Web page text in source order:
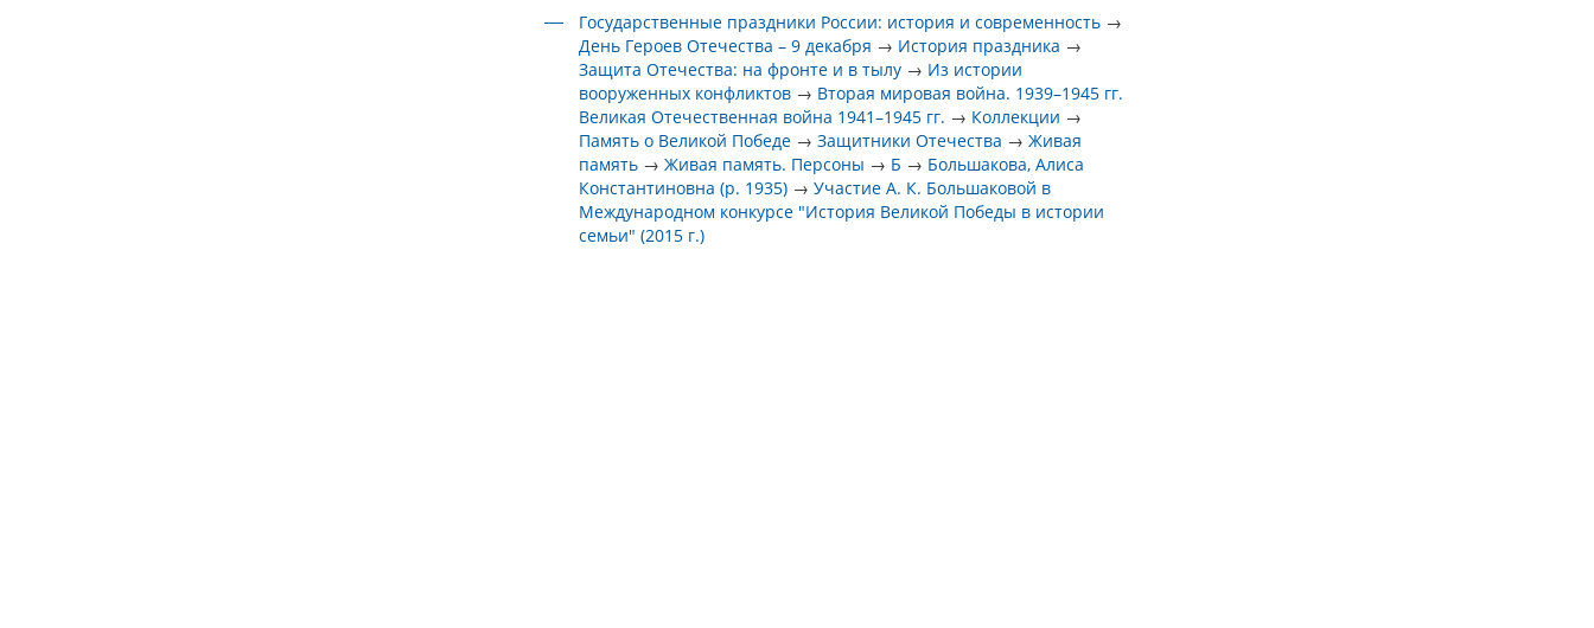
Государственные праздники России: история и современность →
День Героев Отечества – 9 декабря → История праздника →
Защита Отечества: на фронте и в тылу → Из истории
вооруженных конфликтов → Вторая мировая война. 1939–1945 гг.
Великая Отечественная война 1941–1945 гг. → Коллекции →
Память о Великой Победе →Защитники Отечества →Живая
память →Живая память. Персоны → Б → Большакова, Алиса
Константиновна (р. 1935) →Участие А. К. Большаковой в
Международном конкурсе "История Великой Победы в истории
семьи" (2015 г.)